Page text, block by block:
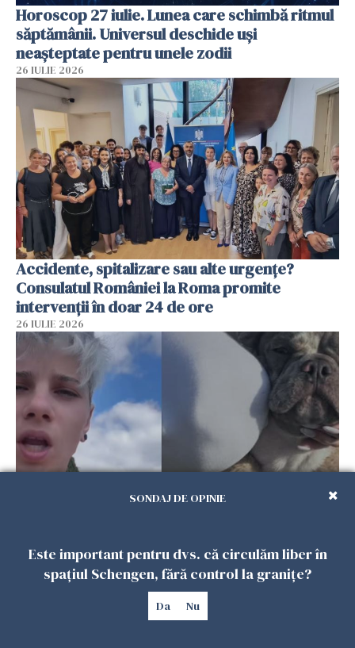
Horoscop 27 iulie. Lunea care schimbă ritmul
săptămânii. Universul deschide uși
neașteptate pentru unele zodii
26 IULIE 2026
Accidente, spitalizare sau alte urgențe?
Consulatul României la Roma promite
intervenții în doar 24 de ore
26 IULIE 2026
dezbateri aprinse
25 IULIE 2026
SONDAJ DE OPINIE
Este important pentru dvs. că circulăm liber în
spațiul Schengen, fără control la granițe?
Da Nu